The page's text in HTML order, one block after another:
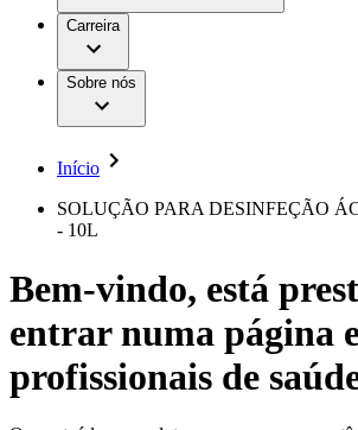
Aesculap Academy
Instrumentos Cirúrgicos e
Contentores Estéreis
Nutrição Clínica
Oncologia
Prevenção e Controlo de
Retenção Urinária e
Suturas e Especialidades
Terapia da Dor
Patologias e Cuidados
Serviços
Trabalhar na B. Braun
Oportunidades de emprego
A nossa cultura
Centro de Inovação
Responsabilidade
Acesso aos Cuidados de
Comunicados de Imprensa
Contactos
Formulário de Contacto
Localizações
Carreira
Sobre nós
Início
SOLUÇÃO PARA DESINFEÇÃO
- 10L
Bem-vindo, está
entrar numa página
profissionais de